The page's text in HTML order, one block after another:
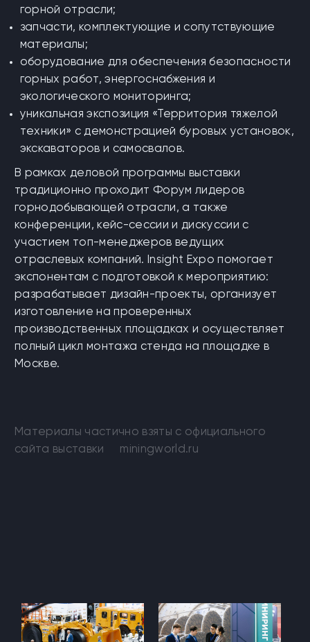
горной отрасли;
запчасти, комплектующие и сопутствующие
материалы;
оборудование для обеспечения безопасности
горных работ, энергоснабжения и
экологического мониторинга;
уникальная экспозиция «Территория тяжелой
техники» с демонстрацией буровых установок,
экскаваторов и самосвалов.
В рамках деловой программы выставки
традиционно проходит Форум лидеров
горнодобывающей отрасли, а также
конференции, кейс-сессии и дискуссии с
участием топ-менеджеров ведущих
отраслевых компаний. Insight Expo помогает
экспонентам с подготовкой к мероприятию:
разрабатывает дизайн-проекты, организует
изготовление на проверенных
производственных площадках и осуществляет
полный цикл монтажа стенда на площадке в
Москве.
Материалы частично взяты с официального
сайта выставки
miningworld.ru